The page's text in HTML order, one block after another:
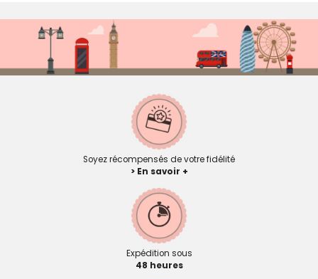
Soyez récompensés de votre fidélité
> En savoir +
Expédition sous
48 heures